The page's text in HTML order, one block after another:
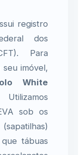
registro
dos
Para
imóvel,
White
Utilizamos
sob os
tábuas